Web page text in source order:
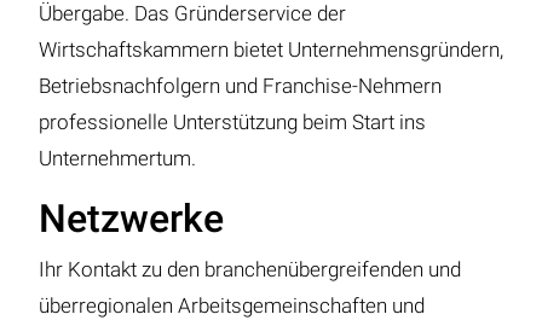
Übergabe. Das Gründerservice der
Wirtschaftskammern bietet Unternehmensgründern,
Betriebsnachfolgern und Franchise-Nehmern
professionelle Unterstützung beim Start ins
Unternehmertum.
Netzwerke
Ihr Kontakt zu den branchenübergreifenden und
überregionalen Arbeitsgemeinschaften und